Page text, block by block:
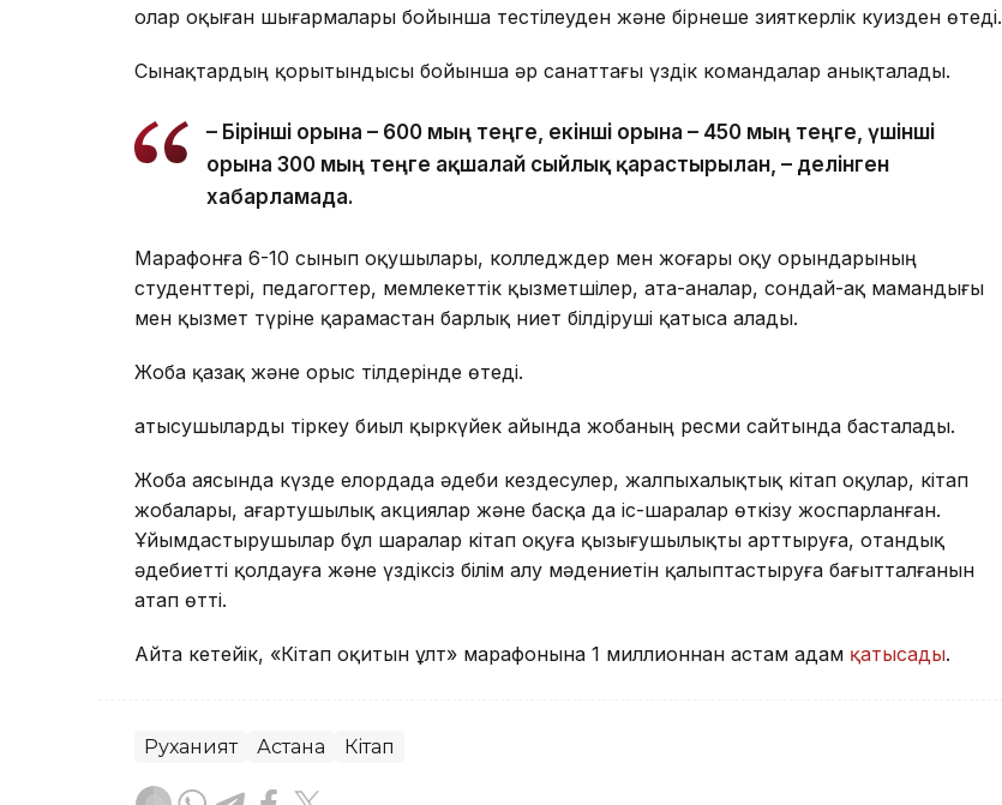
олар оқыған шығармалары бойынша тестілеуден және бірнеше зияткерлік куизден өтеді.
Сынақтардың қорытындысы бойынша әр санаттағы үздік командалар анықталады.
– Бірінші орынға – 600 мың теңге, екінші орынға – 450 мың теңге, үшінші
орынға 300 мың теңге ақшалай сыйлық қарастырылған, – делінген
хабарламада.
Марафонға 6-10 сынып оқушылары, колледждер мен жоғары оқу орындарының
студенттері, педагогтер, мемлекеттік қызметшілер, ата-аналар, сондай-ақ мамандығы
мен қызмет түріне қарамастан барлық ниет білдіруші қатыса алады.
Жоба қазақ және орыс тілдерінде өтеді.
Қатысушыларды тіркеу биыл қыркүйек айында жобаның ресми сайтында басталады.
Жоба аясында күзде елордада әдеби кездесулер, жалпыхалықтық кітап оқулар, кітап
жобалары, ағартушылық акциялар және басқа да іс-шаралар өткізу жоспарланған.
Ұйымдастырушылар бұл шаралар кітап оқуға қызығушылықты арттыруға, отандық
әдебиетті қолдауға және үздіксіз білім алу мәдениетін қалыптастыруға бағытталғанын
атап өтті.
Айта кетейік, «Кітап оқитын ұлт» марафонына 1 миллионнан астам адам қатысады.
Руханият Астана Кітап